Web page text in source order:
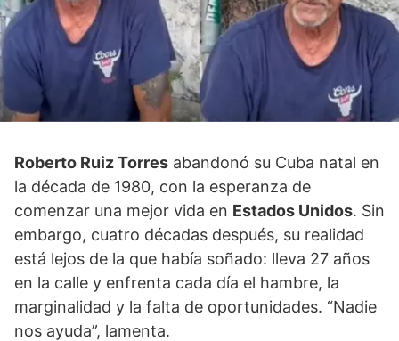
Roberto Ruiz Torres abandonó su Cuba natal en
la década de 1980, con la esperanza de
comenzar una mejor vida en Estados Unidos. Sin
embargo, cuatro décadas después, su realidad
está lejos de la que había soñado: lleva 27 años
en la calle y enfrenta cada día el hambre, la
marginalidad y la falta de oportunidades. “Nadie
nos ayuda”, lamenta.